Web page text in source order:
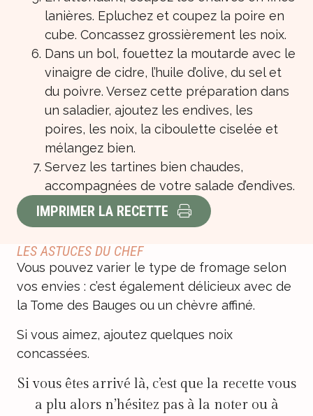
lanières. Epluchez et coupez la poire en
cube. Concassez grossièrement les noix.
Dans un bol, fouettez la moutarde avec le
vinaigre de cidre, l’huile d’olive, du sel et
du poivre. Versez cette préparation dans
un saladier, ajoutez les endives, les
poires, les noix, la ciboulette ciselée et
mélangez bien.
Servez les tartines bien chaudes,
accompagnées de votre salade d’endives.
IMPRIMER LA RECETTE
LES ASTUCES DU CHEF
Vous pouvez varier le type de fromage selon
vos envies : c’est également délicieux avec de
la Tome des Bauges ou un chèvre affiné.
Si vous aimez, ajoutez quelques noix
concassées.
Si vous êtes arrivé là, c’est que la recette vous
a plu alors n’hésitez pas à la noter ou à